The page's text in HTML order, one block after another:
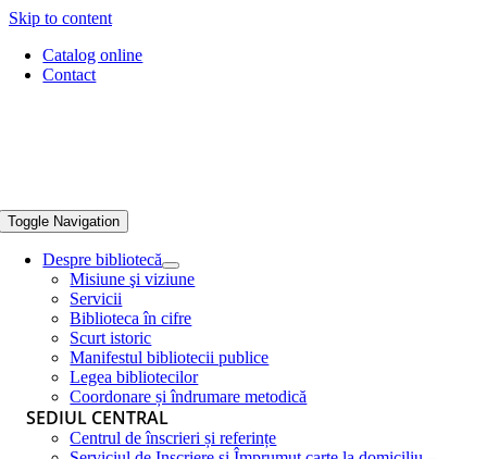
Skip to content
Catalog online
Contact
Toggle Navigation
Despre bibliotecă
Misiune şi viziune
Servicii
Biblioteca în cifre
Scurt istoric
Manifestul bibliotecii publice
Legea bibliotecilor
Coordonare și îndrumare metodică
SEDIUL CENTRAL
Centrul de înscrieri și referințe